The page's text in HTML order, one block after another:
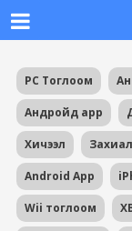
PC Тоглоом
Андройд app
Хичээл
Android App
Wii тоглоом